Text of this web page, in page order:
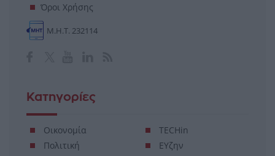
Όροι Χρήσης
Μ.Η.Τ. 232114
Κατηγορίες
Οικονομία
Πολιτική
TECHin
ΕΥζην